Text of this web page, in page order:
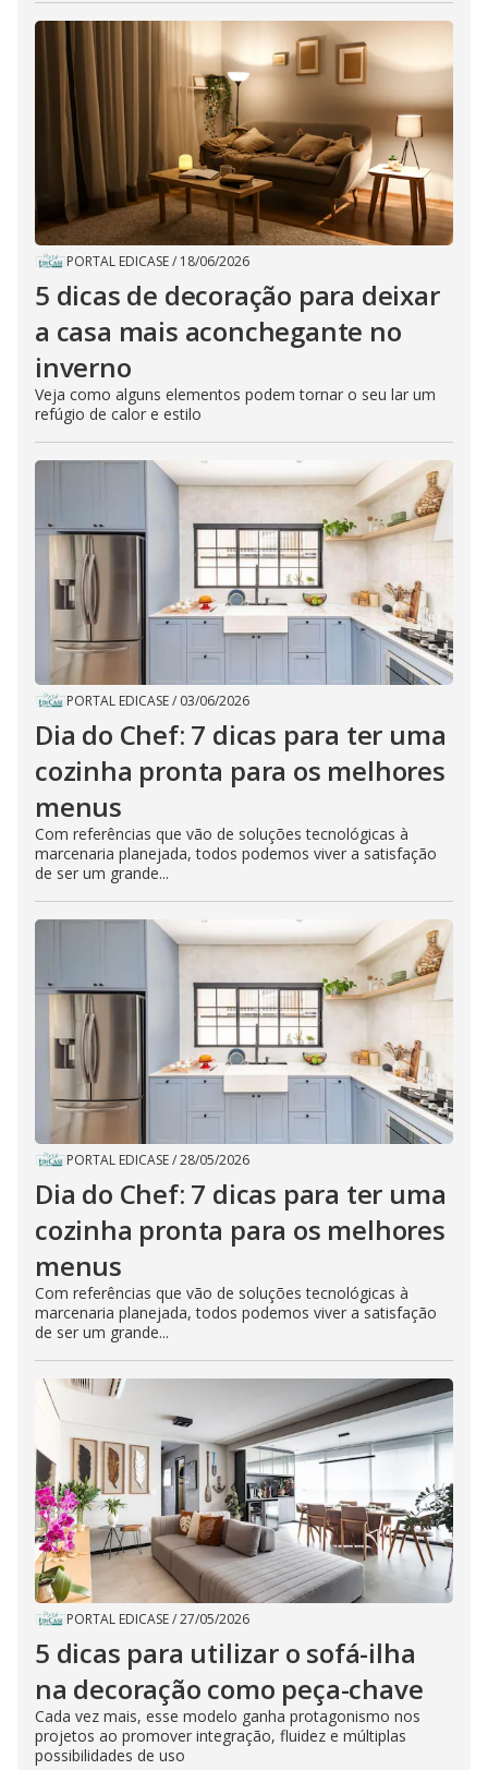
PORTAL EDICASE/ 18/06/2026
5 dicas de decoração para deixar
a casa mais aconchegante no
inverno
Veja como alguns elementos podem tornar o seu lar um
refúgio de calor e estilo
PORTAL EDICASE/ 03/06/2026
Dia do Chef: 7 dicas para ter uma
cozinha pronta para os melhores
menus
Com referências que vão de soluções tecnológicas à
marcenaria planejada, todos podemos viver a satisfação
de ser um grande...
PORTAL EDICASE/28/05/2026
Dia do Chef: 7 dicas para ter uma
cozinha pronta para os melhores
menus
Com referências que vão de soluções tecnológicas à
marcenaria planejada, todos podemos viver a satisfação
de ser um grande...
PORTAL EDICASE/27/05/2026
5 dicas para utilizar o sofá-ilha
na decoração como peça-chave
Cada vez mais, esse modelo ganha protagonismo nos
projetos ao promover integração, fluidez e múltiplas
possibilidades de uso